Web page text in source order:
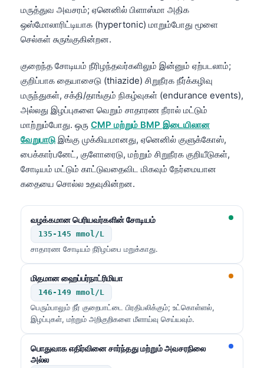
மருத்துவ அவசரம்; ஏனெனில் பிளாஸ்மா அதிக
ஒஸ்மோலாரிட்டியாக (hypertonic) மாறும்போது மூளை
செல்கள் சுருங்குகின்றன.
குறைந்த சோடியம் நீரிழந்தவர்களிலும் இன்னும் ஏற்படலாம்;
குறிப்பாக தையாசைடு (thiazide) சிறுநீரக நீர்க்கழிவு
மருந்துகள், சக்தி/தாங்கும் நிகழ்வுகள் (endurance events),
அல்லது இழப்புகளை வெறும் சாதாரண நீரால் மட்டும்
மாற்றும்போது. ஒரு CMP மற்றும் BMP இடையிலான
வேறுபாடு இங்கு முக்கியமானது, ஏனெனில் குளுக்கோஸ்,
பைக்கார்பனேட், குளோரைடு, மற்றும் சிறுநீரக குறியீடுகள்,
சோடியம் மட்டும் காட்டுவதைவிட மிகவும் நேர்மையான
கதையை சொல்ல உதவுகின்றன.
வழக்கமான பெரியவர்களின் சோடியம்
135-145 mmol/L
சாதாரண சோடியம் நீரிழப்பை மறுக்காது.
மிதமான ஹைப்பர்நாட்ரிமியா
146-149 mmol/L
பெரும்பாலும் நீர் குறைபாட்டை பிரதிபலிக்கும்; உட்கொள்ளல்,
இழப்புகள், மற்றும் அறிகுறிகளை மீளாய்வு செய்யவும்.
பொதுவாக எதிர்வினை சார்ந்தது மற்றும் அவசரநிலை
அல்ல